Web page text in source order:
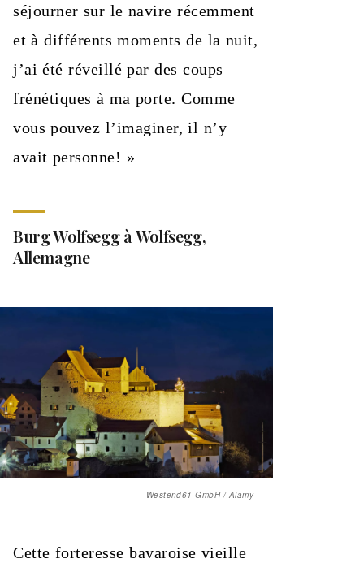
séjourner sur le navire récemment
et à différents moments de la nuit,
j’ai été réveillé par des coups
frénétiques à ma porte. Comme
vous pouvez l’imaginer, il n’y
avait personne! »
Burg Wolfsegg à Wolfsegg,
Allemagne
Westend61 GmbH / Alamy
Cette forteresse bavaroise vieille